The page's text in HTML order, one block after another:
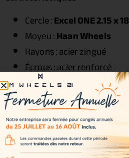
Cercle :Excel ONE 2.15 x 18
Moyeu :Haan Wheels
Rayons : acier zingué
Écrous : acier renforcé
Roulements : inclus
Joints spy : inclus
Entretoises : incluses
Visserie : incluse
Couleurs disponibles